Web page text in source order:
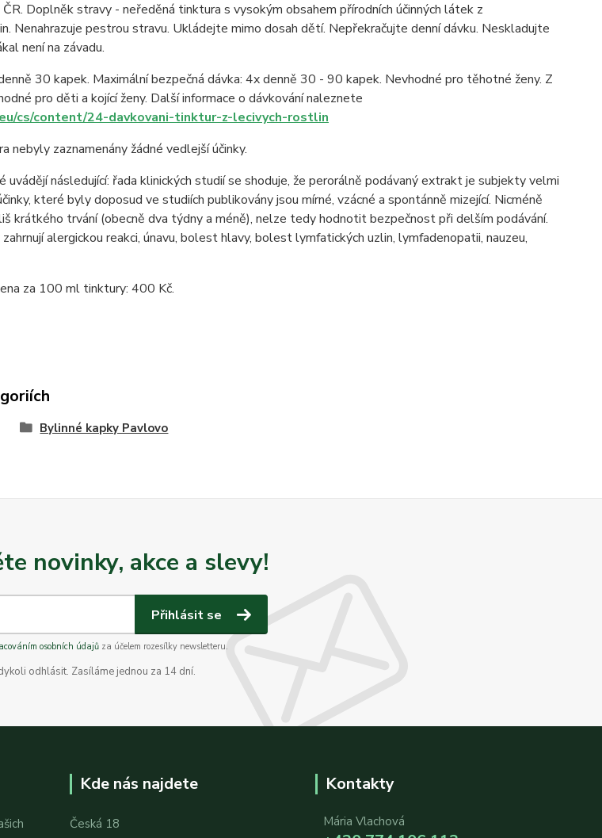
ČR. Doplněk stravy - neředěná tinktura s vysokým obsahem přírodních účinných látek z
Nenahrazuje pestrou stravu. Ukládejte mimo dosah dětí. Nepřekračujte denní dávku. Neskladujte
není na závadu.
30 kapek. Maximální bezpečná dávka: 4x denně 30 - 90 kapek. Nevhodné pro těhotné ženy. Z
pro děti a kojící ženy. Další informace o dávkování naleznete
cs/content/24-davkovani-tinktur-z-lecivych-rostlin
nebyly zaznamenány žádné vedlejší účinky.
uvádějí následující: řada klinických studií se shoduje, že perorálně podávaný extrakt je subjekty velmi
které byly doposud ve studiích publikovány jsou mírné, vzácné a spontánně mizející. Nicméně
krátkého trvání (obecně dva týdny a méně), nelze tedy hodnotit bezpečnost při delším podávání.
alergickou reakci, únavu, bolest hlavy, bolest lymfatických uzlin, lymfadenopatii, nauzeu,
za 100 ml tinktury: 400 Kč.
Bylinné kapky Pavlovo
novinky, akce a slevy!
Přihlásit se
osobních údajůza účelem rozesílky newsletteru.
odhlásit. Zasíláme jednou za 14 dní.
Kde nás najdete
Česká 18
Kontakty
Mária Vlachová